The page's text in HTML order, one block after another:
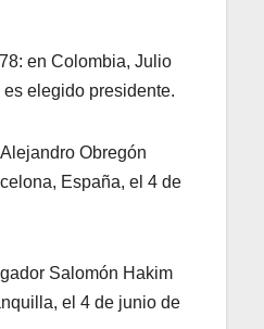
en Colombia, Julio
elegido presidente.
Obregón
España, el 4 de
Salomón Hakim
el 4 de junio de